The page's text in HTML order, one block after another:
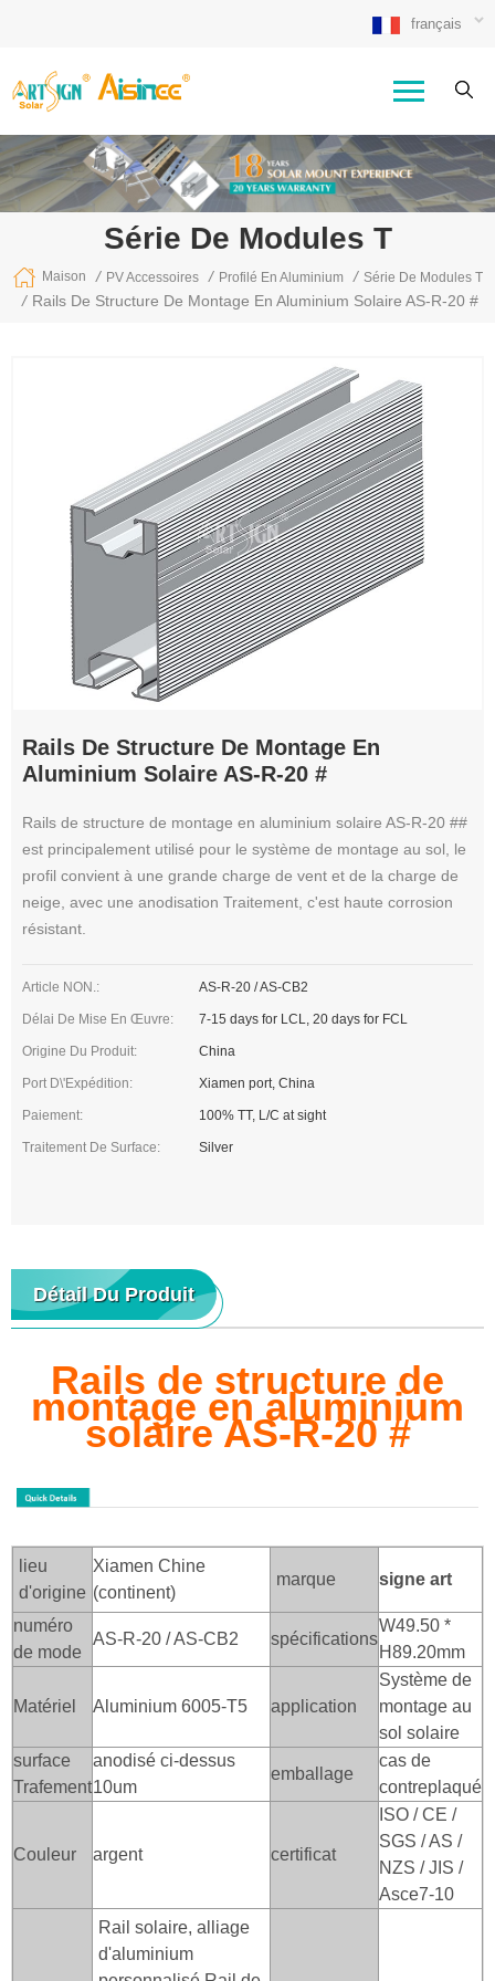
français
Série De Modules T
Maison / PV Accessoires / Profilé En Aluminium / Série De Modules T
/ Rails De Structure De Montage En Aluminium Solaire AS-R-20 #
Rails De Structure De Montage En
Aluminium Solaire AS-R-20 #
Rails de structure de montage en aluminium solaire AS-R-20 ##
est principalement utilisé pour le système de montage au sol, le
profil convient à une grande charge de vent et de la charge de
neige, avec une anodisation Traitement, c'est haute corrosion
résistant.
Article NON.: AS-R-20 / AS-CB2
Délai De Mise En Œuvre: 7-15 days for LCL, 20 days for FCL
Origine Du Produit: China
Port D\'expédition: Xiamen port, China
Paiement: 100% TT, L/C at sight
Traitement De Surface: Silver
Détail Du Produit
Rails de structure de
montage en aluminium
solaire AS-R-20 #
lieu
d'origine
Xiamen Chine
(continent)
marque signe art
numéro
de mode
AS-R-20 / AS-CB2 spécifications
W49.50 *
H89.20mm
Matériel Aluminium 6005-T5 application
Système de
montage au
sol solaire
surface
Trafement
anodisé ci-dessus
10um
emballage
cas de
contreplaqué
Couleur argent certificat
ISO / CE /
SGS / AS /
NZS / JIS /
Asce7-10
Rail solaire, alliage
d'aluminium